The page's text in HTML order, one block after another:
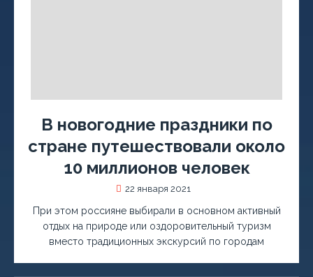
В новогодние праздники по
стране путешествовали около
10 миллионов человек
22 января 2021
При этом россияне выбирали в основном активный
отдых на природе или оздоровительный туризм
вместо традиционных экскурсий по городам